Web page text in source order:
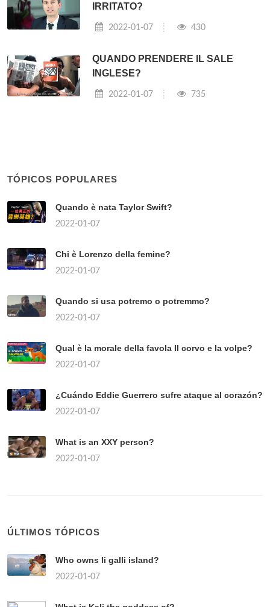
IRRITATO?
2022-01-07 430
QUANDO PRENDERE IL SALE
INGLESE?
2022-01-07 735
TÓPICOS POPULARES
Quando è nata Taylor Swift?
2022-01-07
Chi è Lorenzo della femine?
2022-01-07
Quando si usa potremo o potremmo?
2022-01-07
Qual è la morale della favola Il corvo e la volpe?
2022-01-07
¿Cuándo Eddie Guerrero sufre ataque al corazón?
2022-01-07
What is an XXY person?
2022-01-07
ÚLTIMOS TÓPICOS
Who owns li galli island?
2022-01-07